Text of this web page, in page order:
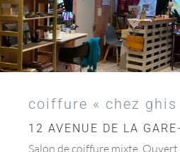
coiffure « chez ghis
12 AVENUE DE LA
Salon de coiffure mixte.